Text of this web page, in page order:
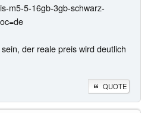
m5-5-16gb-3gb-schwarz-
der reale preis wird deutlich
QUOTE